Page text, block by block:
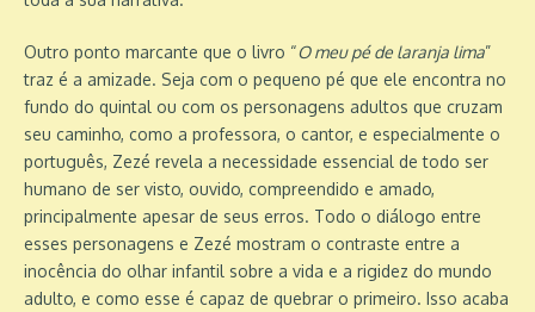
Outro ponto marcante que o livro “O meu pé de laranja lima”
traz é a amizade. Seja com o pequeno pé que ele encontra no
fundo do quintal ou com os personagens adultos que cruzam
seu caminho, como a professora, o cantor, e especialmente o
português, Zezé revela a necessidade essencial de todo ser
humano de ser visto, ouvido, compreendido e amado,
principalmente apesar de seus erros. Todo o diálogo entre
esses personagens e Zezé mostram o contraste entre a
inocência do olhar infantil sobre a vida e a rigidez do mundo
adulto, e como esse é capaz de quebrar o primeiro. Isso acaba